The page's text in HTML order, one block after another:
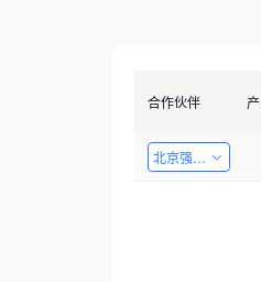
合作伙伴
北京强云创新科技